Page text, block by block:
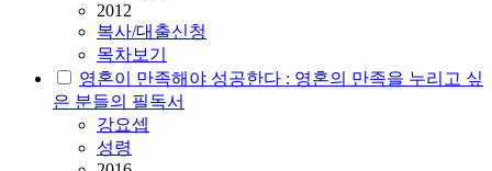
2012
복사/대출신청
목차보기
영혼이 만족해야 성공한다 : 영혼의 만족을 누리고 싶
은 분들의 필독서
강요셉
성령